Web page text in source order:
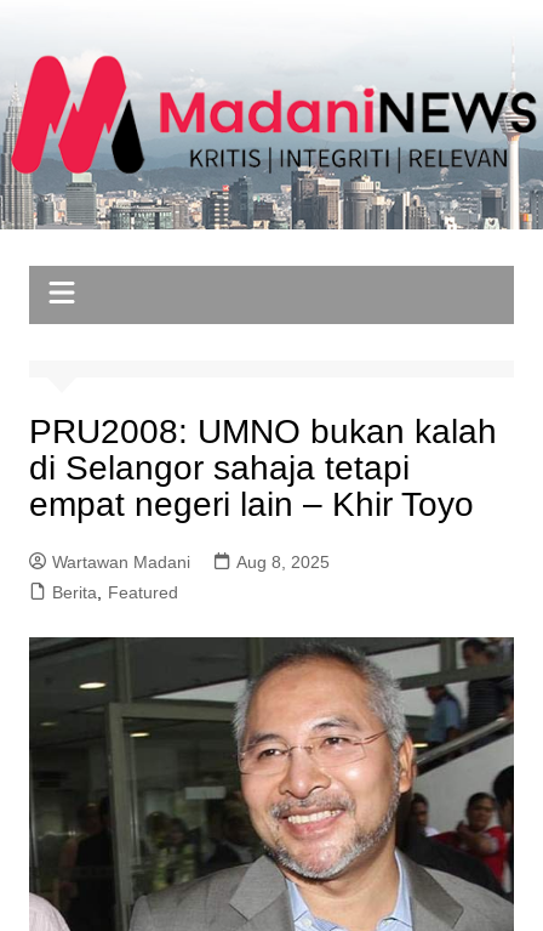
content
PRU2008: UMNO bukan kalah
di Selangor sahaja tetapi
empat negeri lain – Khir Toyo
Wartawan Madani
Aug 8, 2025
Berita, Featured